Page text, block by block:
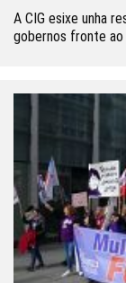
A CIG esixe unha
gobernos fronte ao